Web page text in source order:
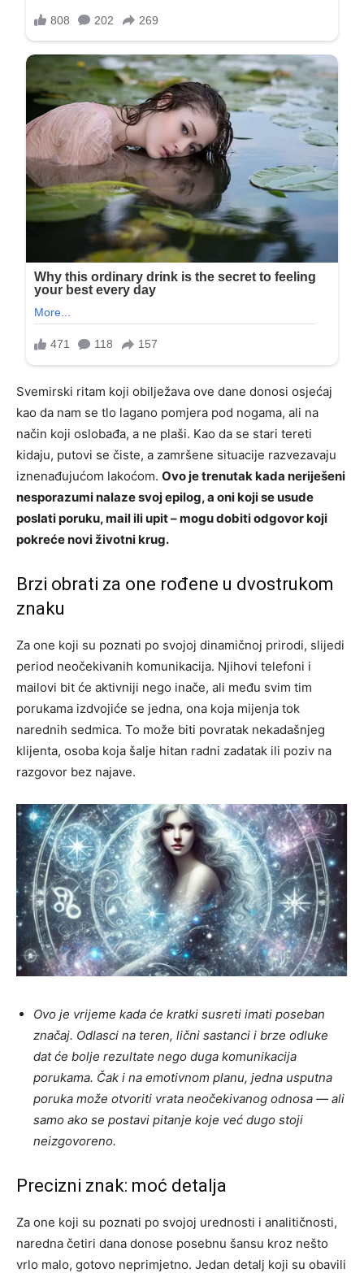
Svemirski ritam koji obilježava ove dane donosi osjećaj
kao da nam se tlo lagano pomjera pod nogama, ali na
način koji oslobađa, a ne plaši. Kao da se stari tereti
kidaju, putovi se čiste, a zamršene situacije razvezavaju
iznenađujućom lakoćom. Ovo je trenutak kada neriješeni
nesporazumi nalaze svoj epilog, a oni koji se usude
poslati poruku, mail ili upit – mogu dobiti odgovor koji
pokreće novi životni krug.
Brzi obrati za one rođene u dvostrukom
znaku
Za one koji su poznati po svojoj dinamičnoj prirodi, slijedi
period neočekivanih komunikacija. Njihovi telefoni i
mailovi bit će aktivniji nego inače, ali među svim tim
porukama izdvojiće se jedna, ona koja mijenja tok
narednih sedmica. To može biti povratak nekadašnjeg
klijenta, osoba koja šalje hitan radni zadatak ili poziv na
razgovor bez najave.
Ovo je vrijeme kada će kratki susreti imati poseban
značaj. Odlasci na teren, lični sastanci i brze odluke
dat će bolje rezultate nego duga komunikacija
porukama. Čak i na emotivnom planu, jedna usputna
poruka može otvoriti vrata neočekivanog odnosa — ali
samo ako se postavi pitanje koje već dugo stoji
neizgovoreno.
Precizni znak: moć detalja
Za one koji su poznati po svojoj urednosti i analitičnosti,
naredna četiri dana donose posebnu šansu kroz nešto
vrlo malo, gotovo neprimjetno. Jedan detalj koji su obavili